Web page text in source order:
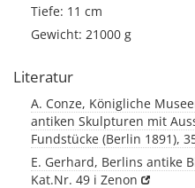
Tiefe: 11 cm
Gewicht: 21000 g
Literatur
A. Conze, Königliche
antiken Skulpturen mit
Fundstücke (Berlin 1891),
E. Gerhard, Berlins antike
Kat.Nr. 49 i Zenon